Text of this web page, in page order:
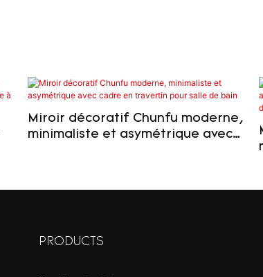
Miroir décoratif Chunfu moderne,
minimaliste et asymétrique avec
PRODUCTS